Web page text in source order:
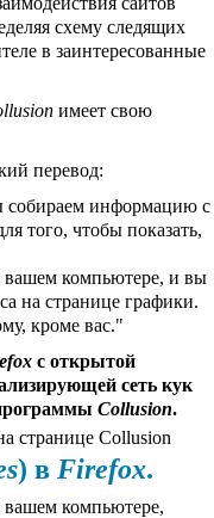
схему следящих
в заинтересованные
имеет свою
перевод:
собираем информацию с
того, чтобы показать,
вашем компьютере, и вы
на странице графики.
кроме вас."
с открытой
сеть кук
Collusion.
) в Firefox.
вашем компьютере,